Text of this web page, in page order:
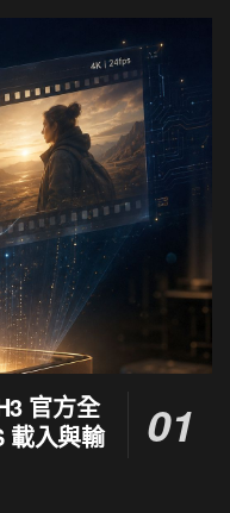
官方全
載入與輸